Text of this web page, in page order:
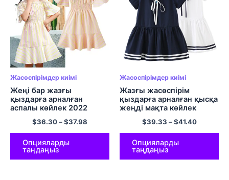
Жасөспірімдер киімі
Жеңі бар жазғы
қыздарға арналған
аспалы көйлек 2022
Жаңа жасөспірім
қыздарға арналған
қызғылт жолақты қысқа
жеңді ханшайым
көйлектері Балалар
киімдері
$36.30–$37.98
Опцияларды
таңдаңыз
Жасөспірімдер киімі
Жазғы жасөспірім
қыздарға арналған қысқа
жеңді мақта көйлек
Корей балалары матрос
жағасы мектеп киімдері
қыздарға арналған
дайындық стилі балалар
киімі
$39.33 –$41.40
Опцияларды
таңдаңыз